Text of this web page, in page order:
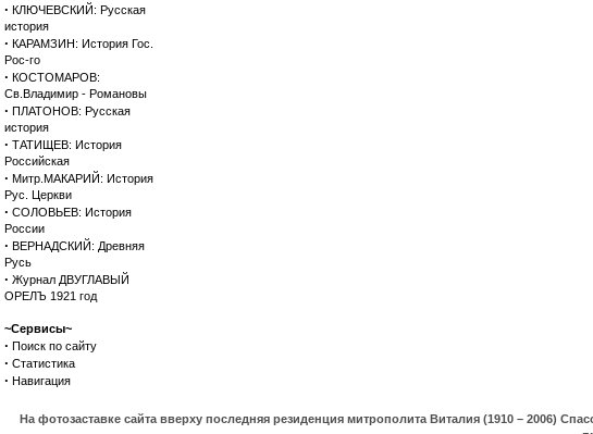
· КЛЮЧЕВСКИЙ: Русская
история
· КАРАМЗИН: История Гос.
Рос-го
· КОСТОМАРОВ:
Св.Владимир - Романовы
· ПЛАТОНОВ: Русская
история
· ТАТИЩЕВ: История
Российская
· Митр.МАКАРИЙ: История
Рус. Церкви
· СОЛОВЬЕВ: История
России
· ВЕРНАДСКИЙ: Древняя
Русь
· Журнал ДВУГЛАВЫЙ
ОРЕЛЪ 1921 год
~Сервисы~
· Поиск по сайту
· Статистика
· Навигация
На фотозаставке сайта вверху последняя резиденция митрополита Виталия (1910 – 2006)